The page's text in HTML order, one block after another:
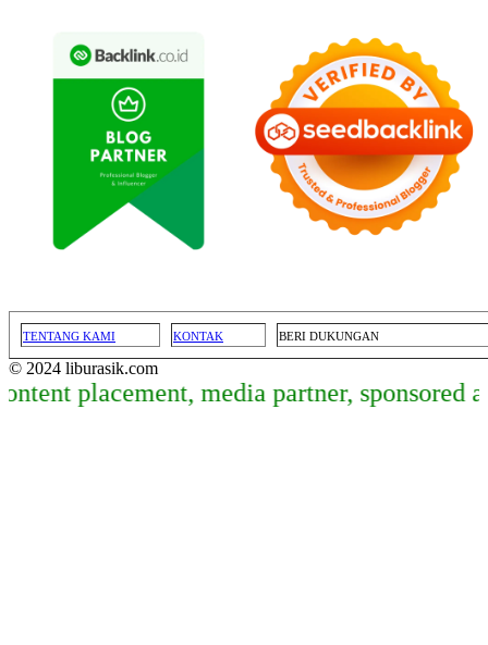
TENTANG KAMI KONTAK BERI DUKUNGAN
© 2024 liburasik.com
media partner, sponsored